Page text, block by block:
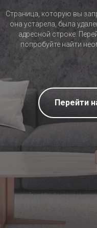
Страница, которую вы
она устарела, была
адресной строке.
попробуйте найти
Перейти